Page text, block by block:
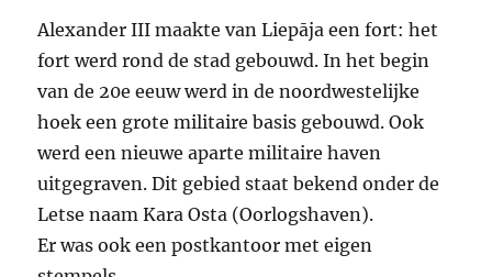
Alexander III maakte van Liepāja een fort: het
fort werd rond de stad gebouwd. In het begin
van de 20e eeuw werd in de noordwestelijke
hoek een grote militaire basis gebouwd. Ook
werd een nieuwe aparte militaire haven
uitgegraven. Dit gebied staat bekend onder de
Letse naam Kara Osta (Oorlogshaven).
Er was ook een postkantoor met eigen